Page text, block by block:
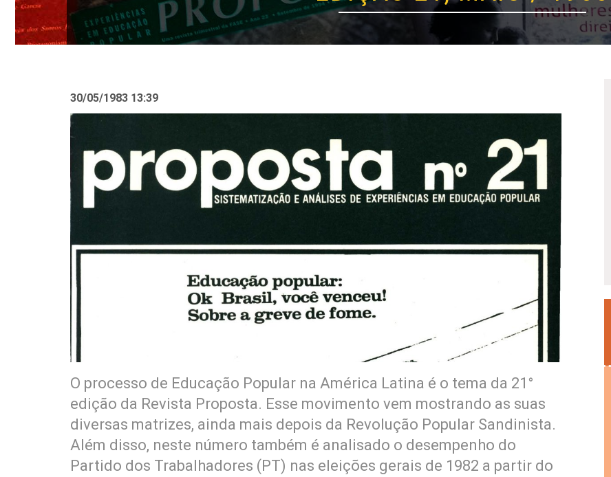
30/05/1983 13:39
O processo de Educação Popular na América Latina é o tema da 21°
edição da Revista Proposta. Esse movimento vem mostrando as suas
diversas matrizes, ainda mais depois da Revolução Popular Sandinista.
Além disso, neste número também é analisado o desempenho do
Partido dos Trabalhadores (PT) nas eleições gerais de 1982 a partir do